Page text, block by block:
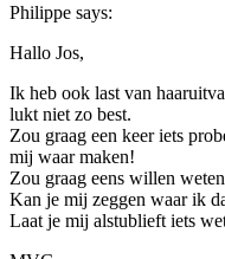
Philippe says:
Hallo Jos,
Ik heb ook last van
lukt niet zo best.
Zou graag een keer iets
mij waar maken!
Zou graag eens willen
Kan je mij zeggen waar ik
Laat je mij alstublieft iets